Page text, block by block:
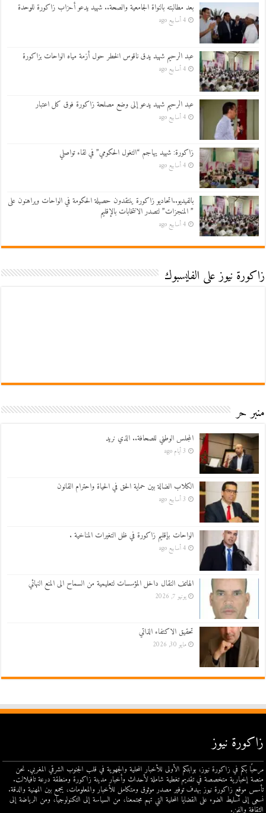
بعد مطالبته بالنواة الجامعية والصحة.. شهيد يدعو أحزاب زاكورة للوحدة
4 أسابيع ago
عبد الرحيم شهيد يدق ناقوس الخطر حول أزمة مياه الواحات بزاكورة
4 أسابيع ago
عبد الرحيم شهيد يدعو إلى وضع مصلحة زاكورة فوق كل اعتبار
4 أسابيع ago
زاكورة: شهيد يهاجم “التغول الحكومي” في لقاء تواصلي
4 أسابيع ago
بالفيديو..اتحاديو زاكورة ينتقدون حصيلة الحكومة في الواحات ويراهنون على
” المنجزات” لتصدر الانتخابات بالإقليم
4 أسابيع ago
زاكورة نيوز على الفايسبوك
منبر حر
المجلس الوطني للصحافة.. الذي نريد
3 أيام ago
الكلاب الضالة بين حماية الحق في الحياة واحترام القانون
3 أسابيع ago
الواحات بإقليم زاكورة في ظل التغيرات المناخية .
4 أسابيع ago
الهاتف النقال داخل المؤسسات لتعليمية من السماح الى المنع النهائي
يونيو 7, 2026
تحقيق الاكتفاء الذاتي
مايو 30, 2026
زاكورة نيوز
مرحبًا بكم في زاكورة نيوز، بوابتكم الأولى للأخبار المحلية والجهوية في قلب الجنوب الشرقي المغربي. نحن
منصة إخبارية متخصصة في تقديم تغطية شاملة لأحداث وأخبار مدينة زاكورة ومنطقة درعة تافيلالت.
تأسس موقع زاكورة نيوز بهدف توفير مصدر موثوق ومتكامل للأخبار والمعلومات، يجمع بين المهنية والدقة.
نسعى إلى تسليط الضوء على القضايا المحلية التي تهم مجتمعنا، من السياسة إلى التكنولوجيا، ومن الرياضة إلى
الثقافة والفن.